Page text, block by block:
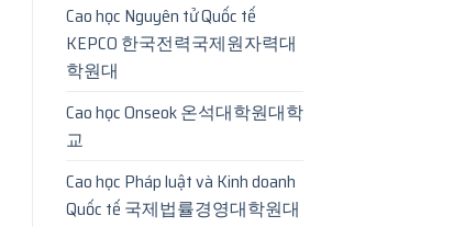
Cao học Nguyên tử Quốc tế
KEPCO 한국전력국제원자력대
학원대
Cao học Onseok 온석대학원대학
교
Cao học Pháp luật và Kinh doanh
Quốc tế 국제법률경영대학원대